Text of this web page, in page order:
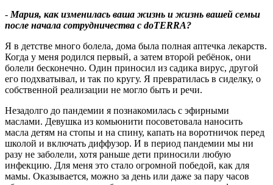
-Мария, как изменилась ваша жизнь и жизнь вашей семьи
после начала сотрудничества с doTERRA?
Я в детстве много болела, дома была полная аптечка лекарств.
Когда у меня родился первый, а затем второй ребёнок, они
болели бесконечно. Один приносил из садика вирус, другой
его подхватывал, и так по кругу. Я превратилась в сиделку, о
собственной реализации не могло быть и речи.
Незадолго до пандемии я познакомилась с эфирными
маслами. Девушка из комьюнити посоветовала наносить
масла детям на стопы и на спину, капать на воротничок перед
школой и включать диффузор. И в период пандемии мы ни
разу не заболели, хотя раньше дети приносили любую
инфекцию. Для меня это стало огромной победой, как для
мамы. Оказывается, можно за день или даже за пару часов